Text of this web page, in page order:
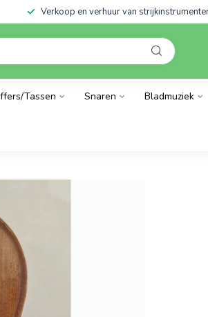
Verkoop en verhuur van
Tassen Snaren Bladmuziek